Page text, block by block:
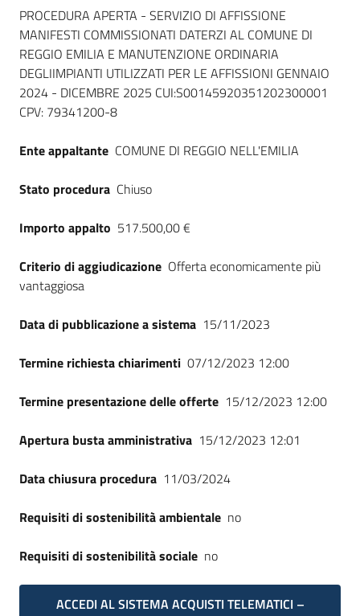
Dati del bando
PROCEDURA APERTA - SERVIZIO DI AFFISSIONE
MANIFESTI COMMISSIONATI DATERZI AL COMUNE DI
REGGIO EMILIA E MANUTENZIONE ORDINARIA
DEGLIIMPIANTI UTILIZZATI PER LE AFFISSIONI GENNAIO
2024 - DICEMBRE 2025 CUI:S00145920351202300001
CPV: 79341200-8
Ente appaltante COMUNE DI REGGIO NELL'EMILIA
Stato procedura Chiuso
Importo appalto 517.500,00 €
Criterio di aggiudicazione Offerta economicamente più
vantaggiosa
Data di pubblicazione a sistema 15/11/2023
Termine richiesta chiarimenti 07/12/2023 12:00
Termine presentazione delle offerte 15/12/2023 12:00
Apertura busta amministrativa 15/12/2023 12:01
Data chiusura procedura 11/03/2024
Requisiti di sostenibilità ambientale no
Requisiti di sostenibilità sociale no
ACCEDI AL SISTEMA ACQUISTI TELEMATICI –